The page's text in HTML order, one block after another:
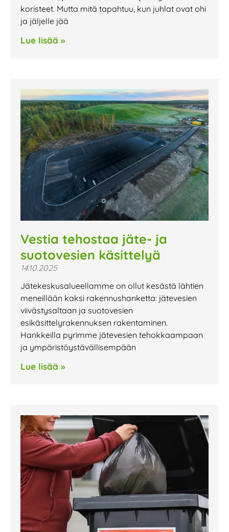
koristeet. Mutta mitä tapahtuu, kun juhlat ovat ohi
ja jäljelle jää
Lue lisää »
Vestia tehostaa jäte- ja
suotovesien käsittelyä
14.10.2025
Jätekeskusalueellamme on ollut kesästä lähtien
meneillään kaksi rakennushanketta: jätevesien
viivästysaltaan ja suotovesien
esikäsittelyrakennuksen rakentaminen.
Hankkeilla pyrimme jätevesien tehokkaampaan
ja ympäristöystävällisempään
Lue lisää »